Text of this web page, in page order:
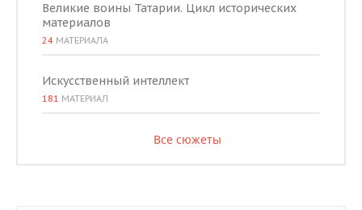
Великие воины Татарии. Цикл исторических
материалов
24 МАТЕРИАЛА
Искусственный интеллект
181 МАТЕРИАЛ
Все сюжеты